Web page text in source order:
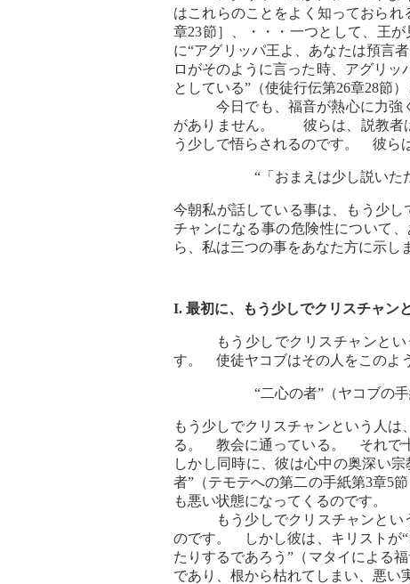
はこれらのことをよく知っておら
章23節］、・・・一つとして、王
に“アグリッパ王よ、あなたは預言
ロがそのように言った時、アグリ
としている”（使徒行伝第26章28節
今日でも、福音が熱心に力強
がありません。 彼らは、説教者
う少しで悟らされるのです。 彼ら
“「おまえは少し説いた
今朝私が話している事は、もう少
チャンになる事の危険性について
ら、私は三つの事をあなた方に示
I. 最初に、もう少しでクリスチャン
もう少しでクリスチャンと
す。 使徒ヤコブはその人をこのよ
“二心の者”（ヤコブの手
もう少しでクリスチャンという人
る。 教会に通っている。 それで
しかし同時に、彼は心中の奥深い
者”（テモテへの第二の手紙第3章5
も悪い状態になってくるのです。
もう少しでクリスチャンと
のです。 しかし彼は、キリストが
たりするであろう”（マタイによる
であり、根から枯れてしまい、悪